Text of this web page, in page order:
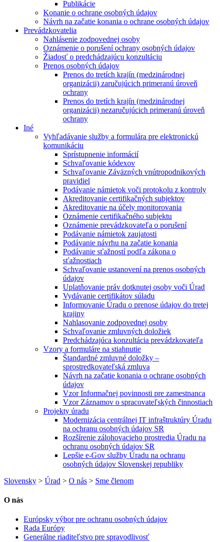
Publikácie
Konanie o ochrane osobných údajov
Návrh na začatie konania o ochrane osobných údajov
Prevádzkovatelia
Nahlásenie zodpovednej osoby
Oznámenie o porušení ochrany osobných údajov
Žiadosť o predchádzajúcu konzultáciu
Prenos osobných údajov
Prenos do tretích krajín (medzinárodnej
organizácii) zaručujúcich primeranú úroveň
ochrany
Prenos do tretích krajín (medzinárodnej
organizácii) nezaručujúcich primeranú úroveň
ochrany
Iné
Vyhľadávanie služby a formulára pre elektronickú
komunikáciu
Sprístupnenie informácií
Schvaľovanie kódexov
Schvaľovanie Záväzných vnútropodnikových
pravidiel
Podávanie námietok voči protokolu z kontroly
Akreditovanie certifikačných subjektov
Akreditovanie na účely monitorovania
Oznámenie certifikačného subjektu
Oznámenie prevádzkovateľa o porušení
Podávanie námietok zaujatosti
Podávanie návrhu na začatie konania
Podávanie sťažností podľa zákona o
sťažnostiach
Schvaľovanie ustanovení na prenos osobných
údajov
Uplatňovanie práv dotknutej osoby voči Úrad
Vydávanie certifikátov súladu
Informovanie Úradu o prenose údajov do tretej
krajiny
Nahlasovanie zodpovednej osoby
Schvaľovanie zmluvných doložiek
Predchádzajúca konzultácia prevádzkovateľa
Vzory a formuláre na stiahnutie
Štandardné zmluvné doložky –
sprostredkovateľská zmluva
Návrh na začatie konania o ochrane osobných
údajov
Vzor Informačnej povinnosti pre zamestnanca
Vzor Záznamov o spracovateľských činnostiach
Projekty úradu
Modernizácia centrálnej IT infraštruktúry Úradu
na ochranu osobných údajov SR
Rozšírenie zálohovacieho prostredia Úradu na
ochranu osobných údajov SR
Lepšie e-Gov služby Úradu na ochranu
osobných údajov Slovenskej republiky
Slovensky > Úrad > O nás > Sme členom
O nás
Európsky výbor pre ochranu osobných údajov
Rada Európy
Generálne riaditeľstvo pre spravodlivosť